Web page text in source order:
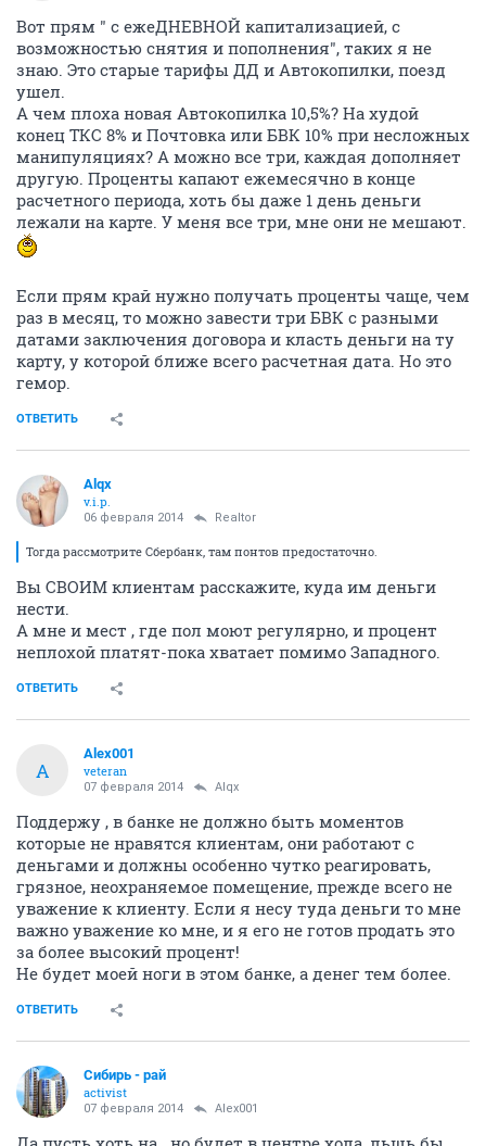
Вот прям " с ежеДНЕВНОЙ капитализацией, с
возможностью снятия и пополнения", таких я не
знаю. Это старые тарифы ДД и Автокопилки, поезд
ушел.
А чем плоха новая Автокопилка 10,5%? На худой
конец ТКС 8% и Почтовка или БВК 10% при несложных
манипуляциях? А можно все три, каждая дополняет
другую. Проценты капают ежемесячно в конце
расчетного периода, хоть бы даже 1 день деньги
лежали на карте. У меня все три, мне они не мешают.
Если прям край нужно получать проценты чаще, чем
раз в месяц, то можно завести три БВК с разными
датами заключения договора и класть деньги на ту
карту, у которой ближе всего расчетная дата. Но это
гемор.
ОТВЕТИТЬ
Alqx
v.i.p.
06 февраля 2014 Realtor
Тогда рассмотрите Сбербанк, там понтов предостаточно.
Вы СВОИМ клиентам расскажите, куда им деньги
нести.
А мне и мест , где пол моют регулярно, и процент
неплохой платят-пока хватает помимо Западного.
ОТВЕТИТЬ
A
Alex001
veteran
07 февраля 2014 Alqx
Поддержу , в банке не должно быть моментов
которые не нравятся клиентам, они работают с
деньгами и должны особенно чутко реагировать,
грязное, неохраняемое помещение, прежде всего не
уважение к клиенту. Если я несу туда деньги то мне
важно уважение ко мне, и я его не готов продать это
за более высокий процент!
Не будет моей ноги в этом банке, а денег тем более.
ОТВЕТИТЬ
Сибирь - рай
activist
07 февраля 2014 Alex001